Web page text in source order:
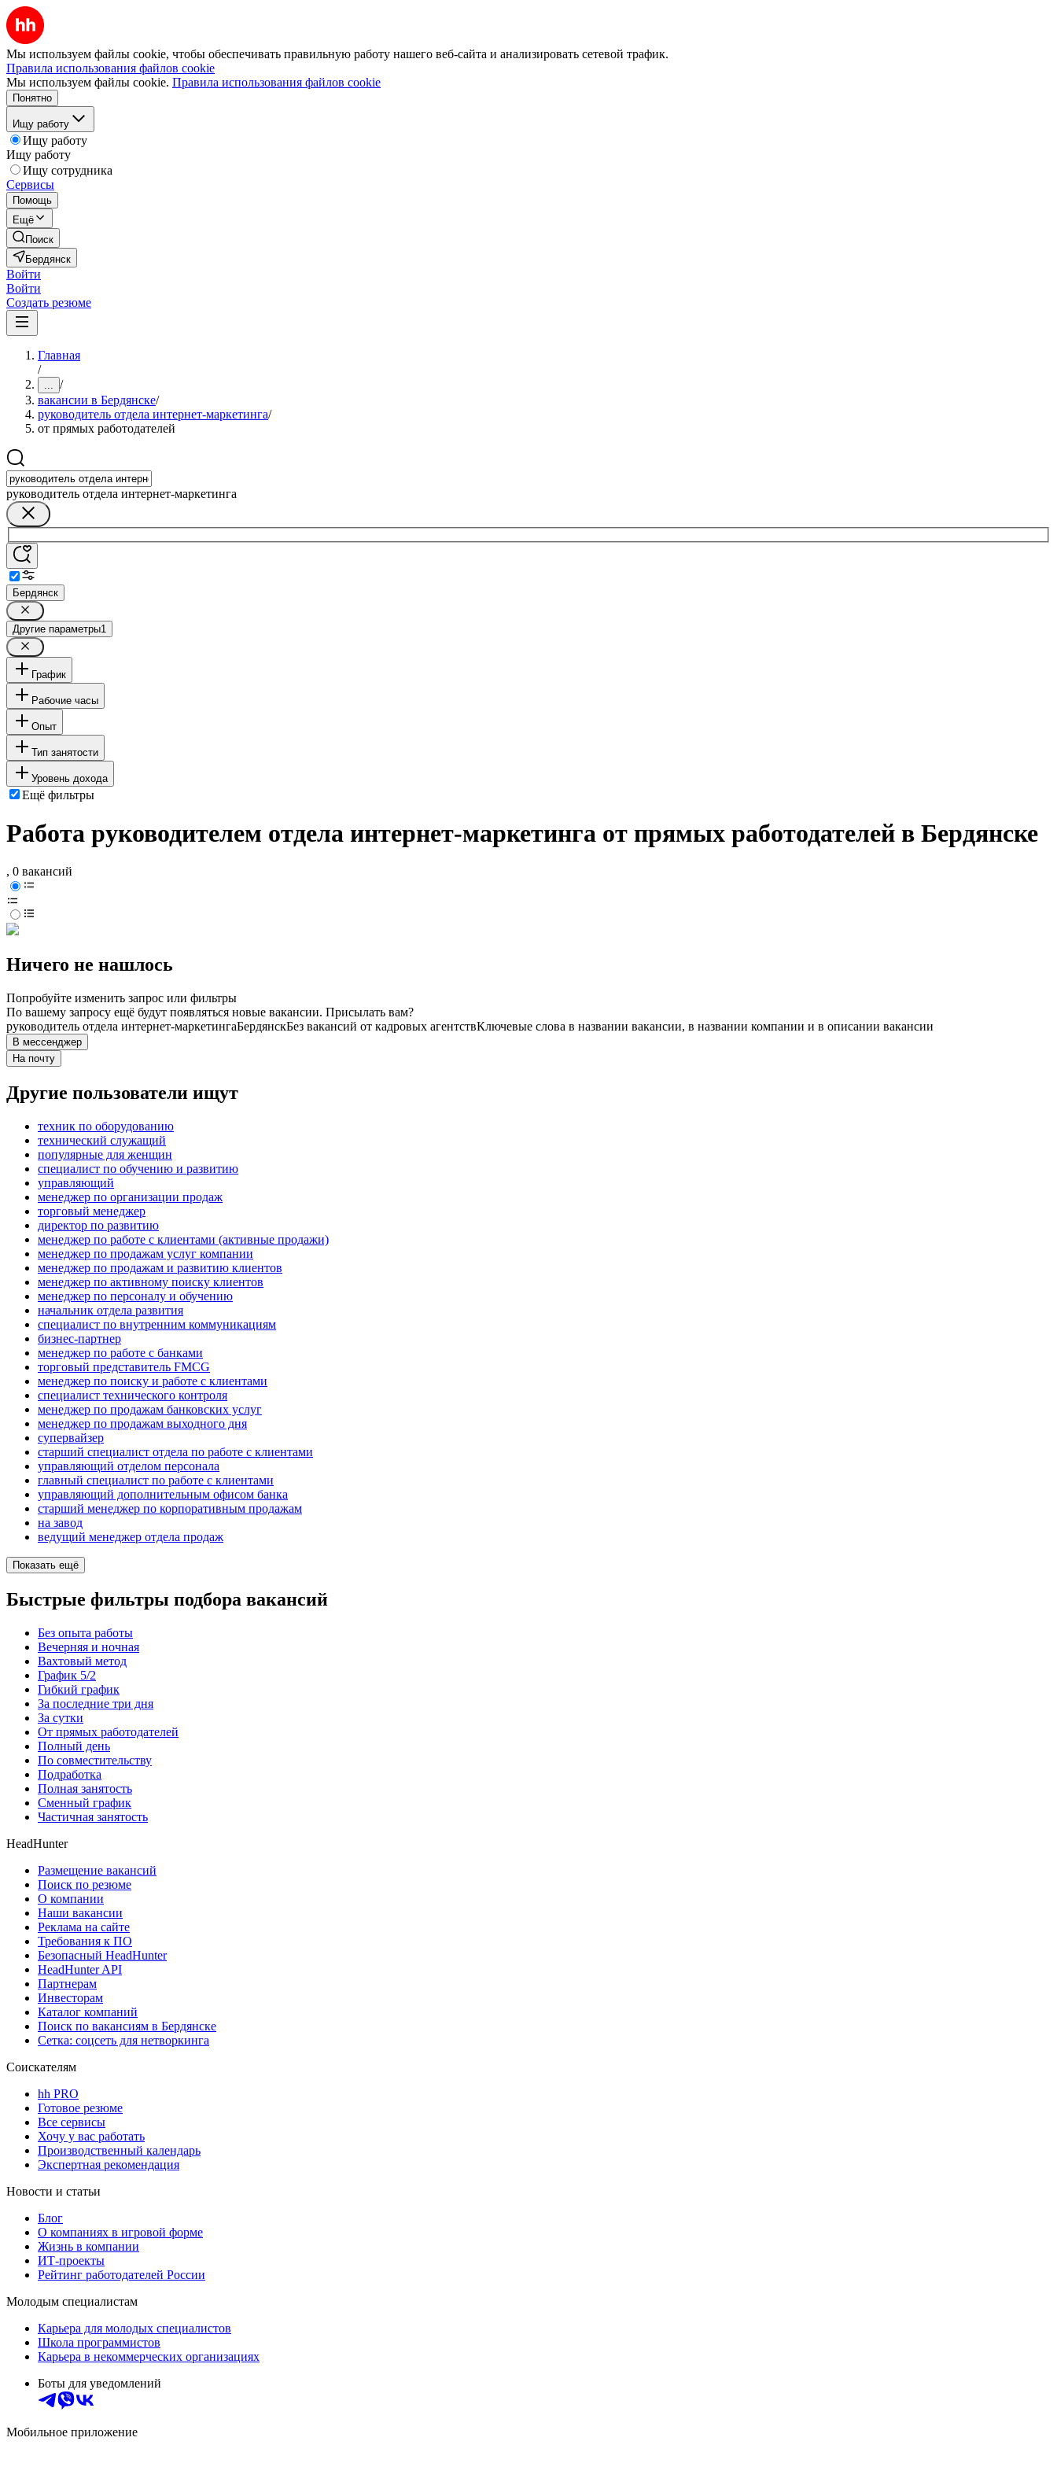
Мы используем файлы cookie, чтобы обеспечивать правильную работу нашего веб-сайта и анализировать сетевой трафик.
Правила использования файлов cookie
Мы используем файлы cookie. Правила использования файлов cookie
Понятно
Ищу работу
Ищу работу
Ищу работу
Ищу сотрудника
Сервисы
Помощь
Ещё
Поиск
Бердянск
Войти
Войти
Создать резюме
Главная
/
... /
вакансии в Бердянске/
руководитель отдела интернет-маркетинга/
от прямых работодателей
руководитель отдела интернет-маркетинга
Бердянск
Другие параметры1
График
Рабочие часы
Опыт
Тип занятости
Уровень дохода
Ещё фильтры
Работа руководителем отдела интернет-маркетинга от прямых работодателей в Бердянске
, 0 вакансий
Ничего не нашлось
Попробуйте изменить запрос или фильтры
По вашему запросу ещё будут появляться новые вакансии. Присылать вам?
руководитель отдела интернет-маркетингаБердянскБез вакансий от кадровых агентствКлючевые слова в названии вакансии, в названии компании и в описании вакансии
В мессенджер
На почту
Другие пользователи ищут
техник по оборудованию
технический служащий
популярные для женщин
специалист по обучению и развитию
управляющий
менеджер по организации продаж
торговый менеджер
директор по развитию
менеджер по работе с клиентами (активные продажи)
менеджер по продажам услуг компании
менеджер по продажам и развитию клиентов
менеджер по активному поиску клиентов
менеджер по персоналу и обучению
начальник отдела развития
специалист по внутренним коммуникациям
бизнес-партнер
менеджер по работе с банками
торговый представитель FMCG
менеджер по поиску и работе с клиентами
специалист технического контроля
менеджер по продажам банковских услуг
менеджер по продажам выходного дня
супервайзер
старший специалист отдела по работе с клиентами
управляющий отделом персонала
главный специалист по работе с клиентами
управляющий дополнительным офисом банка
старший менеджер по корпоративным продажам
на завод
ведущий менеджер отдела продаж
Показать ещё
Быстрые фильтры подбора вакансий
Без опыта работы
Вечерняя и ночная
Вахтовый метод
График 5/2
Гибкий график
За последние три дня
За сутки
От прямых работодателей
Полный день
По совместительству
Подработка
Полная занятость
Сменный график
Частичная занятость
HeadHunter
Размещение вакансий
Поиск по резюме
О компании
Наши вакансии
Реклама на сайте
Требования к ПО
Безопасный HeadHunter
HeadHunter API
Партнерам
Инвесторам
Каталог компаний
Поиск по вакансиям в Бердянске
Сетка: соцсеть для нетворкинга
Соискателям
hh PRO
Готовое резюме
Все сервисы
Хочу у вас работать
Производственный календарь
Экспертная рекомендация
Новости и статьи
Блог
О компаниях в игровой форме
Жизнь в компании
ИТ-проекты
Рейтинг работодателей России
Молодым специалистам
Карьера для молодых специалистов
Школа программистов
Карьера в некоммерческих организациях
Боты для уведомлений
Мобильное приложение